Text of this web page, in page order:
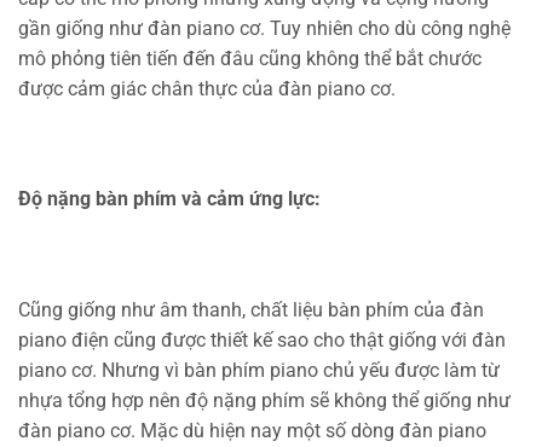
gần giống như đàn piano cơ. Tuy nhiên cho dù công nghệ
mô phỏng tiên tiến đến đâu cũng không thể bắt chước
được cảm giác chân thực của đàn piano cơ.
Độ nặng bàn phím và cảm ứng lực:
Cũng giống như âm thanh, chất liệu bàn phím của đàn
piano điện cũng được thiết kế sao cho thật giống với đàn
piano cơ. Nhưng vì bàn phím piano chủ yếu được làm từ
nhựa tổng hợp nên độ nặng phím sẽ không thể giống như
đàn piano cơ. Mặc dù hiện nay một số dòng đàn piano